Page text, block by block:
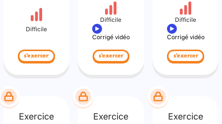
Difficile
s'exercer
Difficile
Corrigé vidéo
s'exercer
Difficile
Corrigé vidéo
s'exercer
Exercice Exercice Exercice